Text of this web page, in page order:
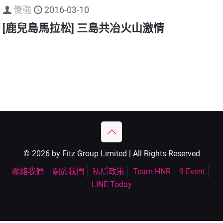
傻強 2016-03-10
[鹿兒島馬拉松] 三島共冶火山激情
© 2026 by Fitz Group Limited | All Rights Reserved
聯絡我們
關於我們 私隱政策 Team HNR
9 Event
LINE Today